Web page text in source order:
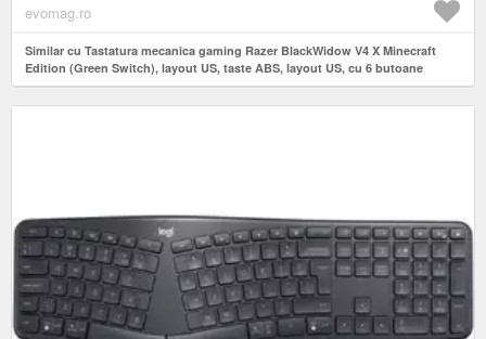
evomag.ro
Similar cu Tastatura mecanica gaming Razer BlackWidow V4 X Minecraft
Edition (Green Switch), layout US, taste ABS, layout US, cu 6 butoane
customizabile (Verde)